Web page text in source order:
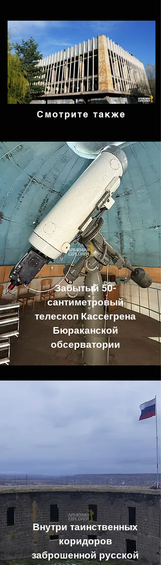
Смотрите также
Забытый 50-
сантиметровый
телескоп Кассегрена
Бюраканской
обсерватории
Внутри таинственных
коридоров
заброшенной русской